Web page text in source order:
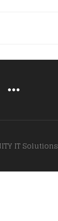
IT Solutions